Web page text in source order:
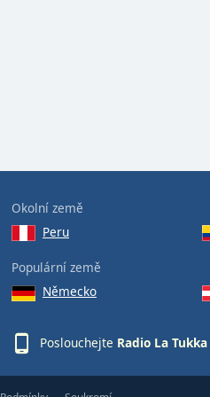
Okolní země
Peru
Populární země
Německo
Poslouchejte Radio La Tukka